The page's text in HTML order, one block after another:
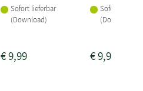
Sofort lieferbar
(Download)
€9,99
Sofort
(Download)
€9,99